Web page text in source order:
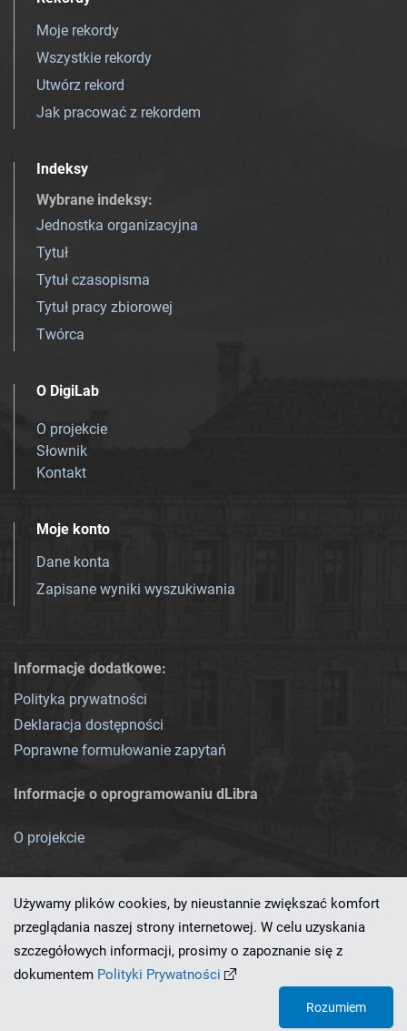
Moje rekordy
Wszystkie rekordy
Utwórz rekord
Jak pracować z rekordem
Indeksy
Wybrane indeksy:
Jednostka organizacyjna
Tytuł
Tytuł czasopisma
Tytuł pracy zbiorowej
Twórca
O DigiLab
O projekcie
Słownik
Kontakt
Moje konto
Dane konta
Zapisane wyniki wyszukiwania
Informacje dodatkowe:
Polityka prywatności
Deklaracja dostępności
Poprawne formułowanie zapytań
Informacje o oprogramowaniu dLibra
O projekcie
Ten serwis działa dzięki oprogramowaniu
Używamy plików cookies, by nieustannie zwiększać komfort
przeglądania naszej strony internetowej. W celu uzyskania
szczegółowych informacji, prosimy o zapoznanie się z
dokumentem Polityki Prywatności
Rozumiem